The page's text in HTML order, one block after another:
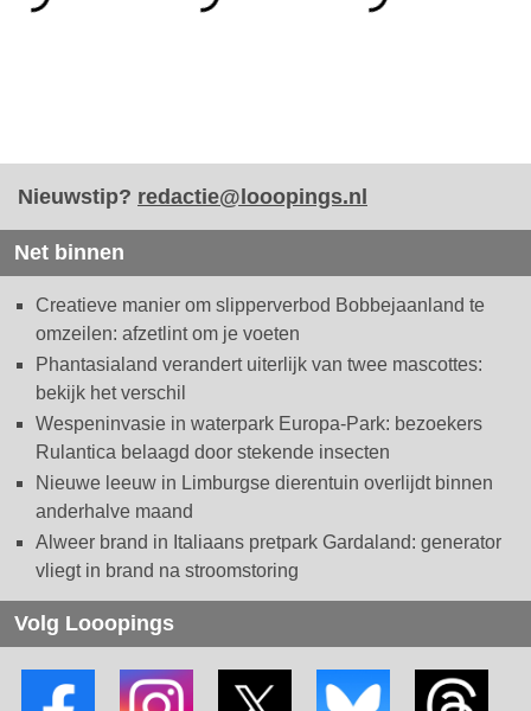
Nieuwstip? redactie@looopings.nl
Net binnen
Creatieve manier om slipperverbod Bobbejaanland te
omzeilen: afzetlint om je voeten
Phantasialand verandert uiterlijk van twee mascottes:
bekijk het verschil
Wespeninvasie in waterpark Europa-Park: bezoekers
Rulantica belaagd door stekende insecten
Nieuwe leeuw in Limburgse dierentuin overlijdt binnen
anderhalve maand
Alweer brand in Italiaans pretpark Gardaland: generator
vliegt in brand na stroomstoring
Volg Looopings